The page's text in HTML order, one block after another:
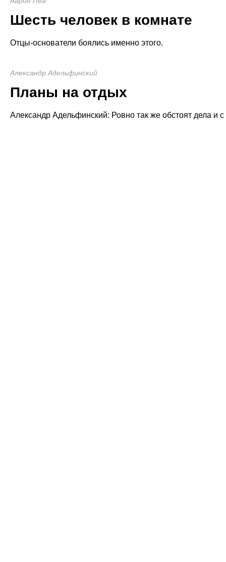
Шесть человек в комнате
Отцы-основатели боялись именно этого.
Александр Адельфинский
Планы на отдых
Александр Адельфинский: Ровно так же обстоят дела и